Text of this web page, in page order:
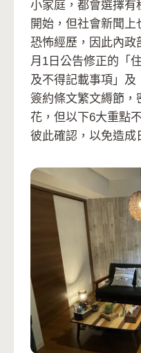
小家庭，都會選擇有
開始，但社會新聞
恐怖經歷，因此內政
月1日公告修正的「
及不得記載事項」及
簽約條文繁文縟節，
花，但以下6大重點
彼此確認，以免造成